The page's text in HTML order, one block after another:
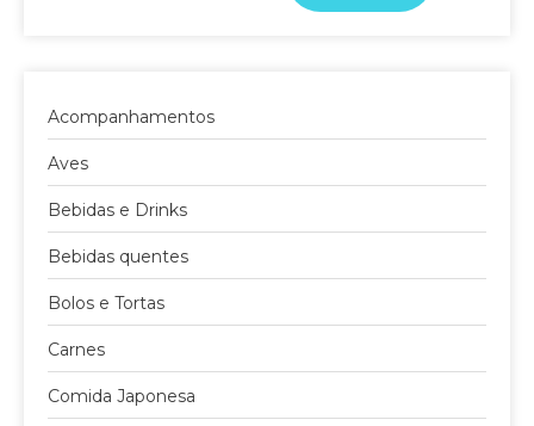
Acompanhamentos
Aves
Bebidas e Drinks
Bebidas quentes
Bolos e Tortas
Carnes
Comida Japonesa